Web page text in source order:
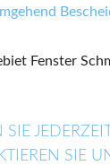
SIE
SIE